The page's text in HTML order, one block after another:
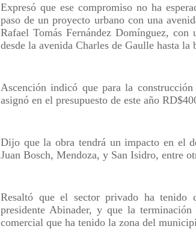
Expresó que ese compromiso no ha
paso de un proyecto urbano con una
Rafael Tomás Fernández Domínguez,
desde la avenida Charles de Gaulle hasta la
Ascención indicó que para la
asignó en el presupuesto de este año
Dijo que la obra tendrá un impacto en el
Juan Bosch, Mendoza, y San Isidro, entre
Resaltó que el sector privado ha tenido
presidente Abinader, y que la
comercial que ha tenido la zona del